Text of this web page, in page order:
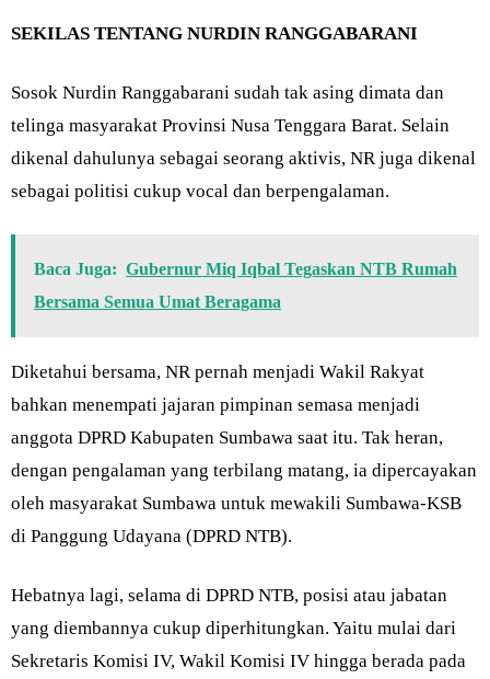
SEKILAS TENTANG NURDIN RANGGABARANI
Sosok Nurdin Ranggabarani sudah tak asing dimata dan
telinga masyarakat Provinsi Nusa Tenggara Barat. Selain
dikenal dahulunya sebagai seorang aktivis, NR juga dikenal
sebagai politisi cukup vocal dan berpengalaman.
Baca Juga: Gubernur Miq Iqbal Tegaskan NTB Rumah
Bersama Semua Umat Beragama
Diketahui bersama, NR pernah menjadi Wakil Rakyat
bahkan menempati jajaran pimpinan semasa menjadi
anggota DPRD Kabupaten Sumbawa saat itu. Tak heran,
dengan pengalaman yang terbilang matang, ia dipercayakan
oleh masyarakat Sumbawa untuk mewakili Sumbawa-KSB
di Panggung Udayana (DPRD NTB).
Hebatnya lagi, selama di DPRD NTB, posisi atau jabatan
yang diembannya cukup diperhitungkan. Yaitu mulai dari
Sekretaris Komisi IV, Wakil Komisi IV hingga berada pada